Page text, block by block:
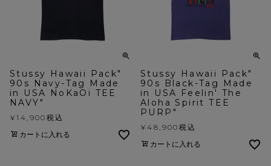
Stussy Hawaii Pack"
90s Navy-Tag Made
in USA NoKaOi TEE
NAVY"
¥14,900 税込
カートに入れる
Stussy Hawaii Pack"
90s Black-Tag Made
in USA Feelin' The
Aloha Spirit TEE
PURP"
¥48,900 税込
カートに入れる